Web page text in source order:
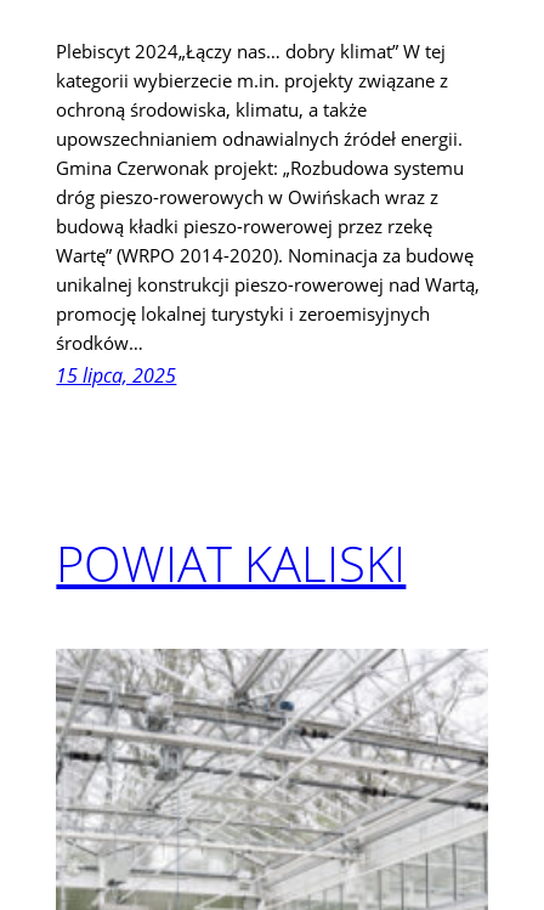
Plebiscyt 2024„Łączy nas… dobry klimat” W tej
kategorii wybierzecie m.in. projekty związane z
ochroną środowiska, klimatu, a także
upowszechnianiem odnawialnych źródeł energii.
Gmina Czerwonak projekt: „Rozbudowa systemu
dróg pieszo-rowerowych w Owińskach wraz z
budową kładki pieszo-rowerowej przez rzekę
Wartę” (WRPO 2014-2020). Nominacja za budowę
unikalnej konstrukcji pieszo-rowerowej nad Wartą,
promocję lokalnej turystyki i zeroemisyjnych
środków…
15 lipca, 2025
POWIAT KALISKI